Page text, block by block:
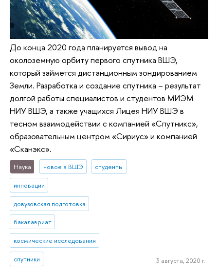
До конца 2020 года планируется вывод на
околоземную орбиту первого спутника ВШЭ,
который займется дистанционным зондированием
Земли. Разработка и создание спутника – результат
долгой работы специалистов и студентов МИЭМ
НИУ ВШЭ, а также учащихся Лицея НИУ ВШЭ в
тесном взаимодействии с компанией «Спутникс»,
образовательным центром «Сириус» и компанией
«Сканэкс».
Наука новое в ВШЭ студенты
инновации
довузовская подготовка
бакалавриат
космические исследования
спутники 3 августа, 2020 г.